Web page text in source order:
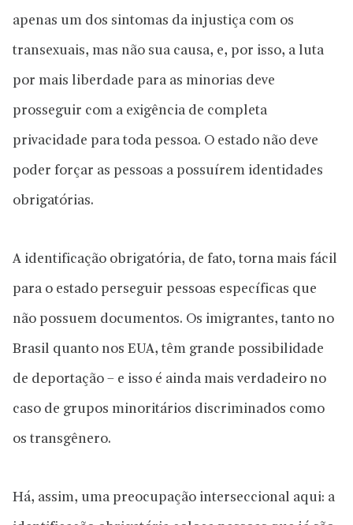
apenas um dos sintomas da injustiça com os
transexuais, mas não sua causa, e, por isso, a luta
por mais liberdade para as minorias deve
prosseguir com a exigência de completa
privacidade para toda pessoa. O estado não deve
poder forçar as pessoas a possuírem identidades
obrigatórias.
A identificação obrigatória, de fato, torna mais fácil
para o estado perseguir pessoas específicas que
não possuem documentos. Os imigrantes, tanto no
Brasil quanto nos EUA, têm grande possibilidade
de deportação – e isso é ainda mais verdadeiro no
caso de grupos minoritários discriminados como
os transgênero.
Há, assim, uma preocupação interseccional aqui: a